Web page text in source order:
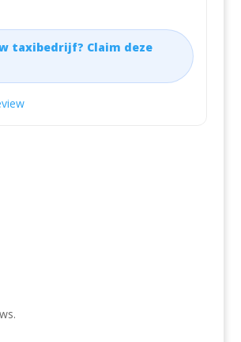
taxibedrijf? Claim deze